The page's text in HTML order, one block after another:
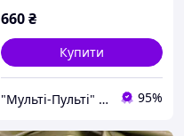
660₴
Купити
"Мульті-Пульті" Дитячий одяг, взуття, іграшки!+Товари для домашніх улюбленців 95%